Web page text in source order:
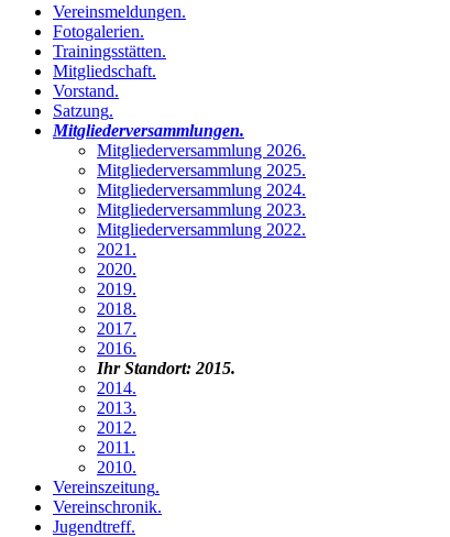
Vereinsmeldungen.
Fotogalerien.
Trainingsstätten.
Mitgliedschaft.
Vorstand.
Satzung.
Mitgliederversammlungen.
Mitgliederversammlung 2026.
Mitgliederversammlung 2025.
Mitgliederversammlung 2024.
Mitgliederversammlung 2023.
Mitgliederversammlung 2022.
2021 .
2020.
2019.
2018.
2017.
2016.
Ihr Standort: 2015.
2014.
2013.
2012.
2011 .
2010.
Vereinszeitung.
Vereinschronik.
Jugendtreff.